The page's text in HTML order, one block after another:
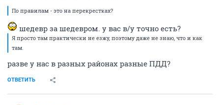
По правилам - это на перекрестках?
шедевр за шедевром. у вас в/у точно есть?
Я просто там практически не езжу, поэтому даже не знаю, что и как
там.
разве у нас в разных районах разные ПДД?
ОТВЕТИТЬ